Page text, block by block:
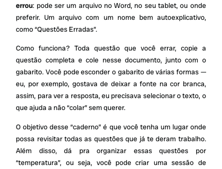
errou: pode ser um arquivo no Word, no seu tablet, ou onde
preferir. Um arquivo com um nome bem autoexplicativo,
como “Questões Erradas”.
Como funciona? Toda questão que você errar, copie a
questão completa e cole nesse documento, junto com o
gabarito. Você pode esconder o gabarito de várias formas —
eu, por exemplo, gostava de deixar a fonte na cor branca,
assim, para ver a resposta, eu precisava selecionar o texto, o
que ajuda a não “colar” sem querer.
O objetivo desse “caderno” é que você tenha um lugar onde
possa revisitar todas as questões que já te deram trabalho.
Além disso, dá pra organizar essas questões por
“temperatura”, ou seja, você pode criar uma sessão de